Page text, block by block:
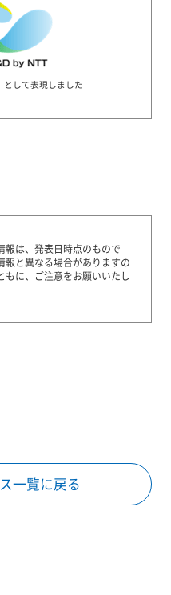
として表現しました
報は、発表日時点のもので
報と異なる場合がありますの
もに、ご注意をお願いいたし
一覧に戻る